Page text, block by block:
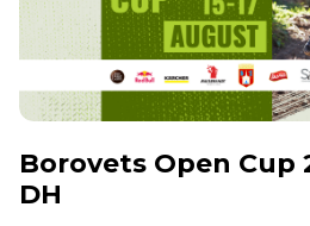
Borovets Open
DH